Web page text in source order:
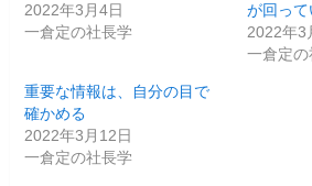
2022年3月4日
一倉定の社長学
が回っ
2022年3
一倉定
重要な情報は、自分の目で
確かめる
2022年3月12日
一倉定の社長学